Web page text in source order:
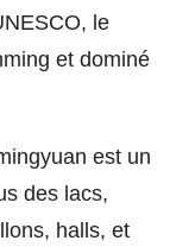
le
et dominé
est un
des lacs,
halls, et